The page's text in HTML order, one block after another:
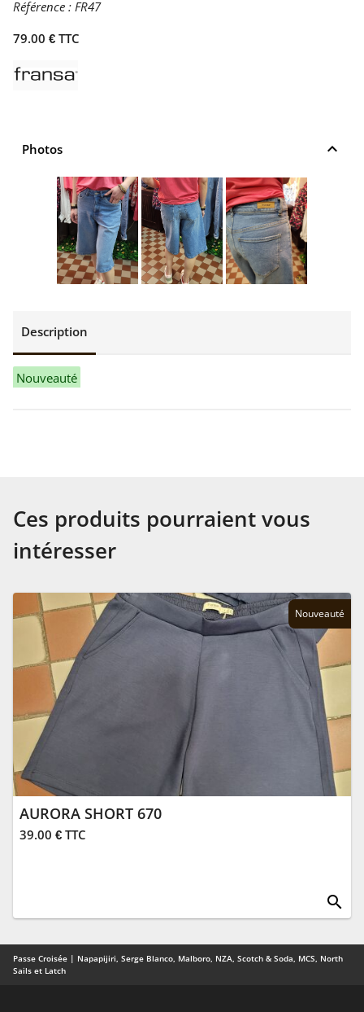
Référence : FR47
79.00 € TTC
Photos keyboard_arrow_up
Description
Nouveauté
Ces produits pourraient vous
intéresser
Nouveauté
AURORA SHORT 670
39.00 € TTC
search
Passe Croisée | Napapijiri, Serge Blanco, Malboro, NZA, Scotch & Soda, MCS, North
Sails et Latch